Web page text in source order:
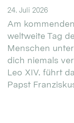
24. Juli 2026
Am
weltweite Tag
Menschen
dich niemals
Leo XIV. führt
Papst